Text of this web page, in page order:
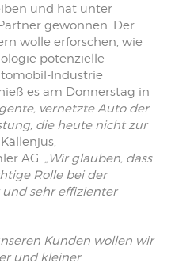
und hat unter
gewonnen. Der
wolle erforschen, wie
potenzielle
Industrie
es am Donnerstag in
vernetzte Auto der
die heute nicht zur
AG. „Wir glauben, dass
Rolle bei der
sehr effizienter
Kunden wollen wir
und kleiner